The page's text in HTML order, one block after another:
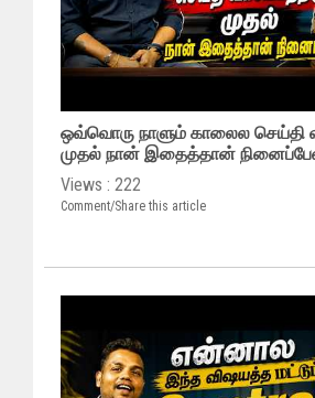
ஒவ்வொரு நாளும் காலைல செய்தி
முதல் நான் இதைத்தான்
Views : 222
Comment/Share this article